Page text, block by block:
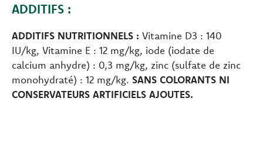
ADDITIFS :
ADDITIFS NUTRITIONNELS : Vitamine D3 : 140
IU/kg, Vitamine E : 12 mg/kg, iode (iodate de
calcium anhydre) : 0,3 mg/kg, zinc (sulfate de zinc
monohydraté) : 12 mg/kg. SANS COLORANTS NI
CONSERVATEURS ARTIFICIELS AJOUTES.